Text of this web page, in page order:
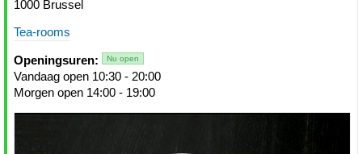
1000 Brussel
Tea-rooms
Openingsuren: Nu open
Vandaag open 10:30 - 20:00
Morgen open 14:00 - 19:00